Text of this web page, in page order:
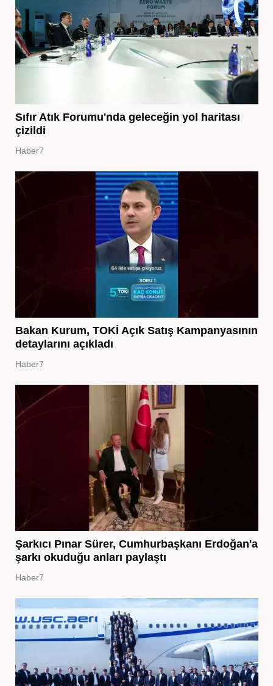
Sıfır Atık Forumu'nda geleceğin yol haritası
çizildi
Haber7
Bakan Kurum, TOKİ Açık Satış Kampanyasının
detaylarını açıkladı
Haber7
Şarkıcı Pınar Sürer, Cumhurbaşkanı Erdoğan'a
şarkı okuduğu anları paylaştı
Haber7